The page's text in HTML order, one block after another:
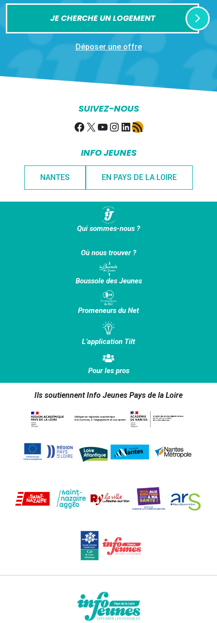
JE CHERCHE UN LOGEMENT
Déposer une offre
SUIVEZ-NOUS
Facebook
X YouTube
Instagram
LinkedIn
Flux RSS
INFO JEUNES
NANTES EN PAYS DE LA LOIRE
Qui sommes-nous ?
Où nous trouver ?
Boussole des Jeunes
Promeneurs du Net
L’application Tilt
Pour les pros
Ils soutiennent Info Jeunes Pays de la Loire